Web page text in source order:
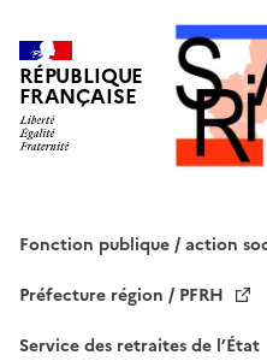
h
a
m
p
v
e
RÉPUBLIQUE
FRANÇAISE
Fonction publique / action
Préfecture région / PFRH
Service des retraites de l’État